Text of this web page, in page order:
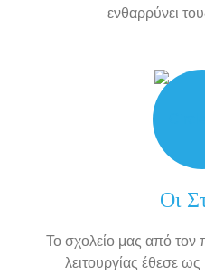
ενθαρρύνει
Οι
Το σχολείο μας από τον
λειτουργίας έθεσε